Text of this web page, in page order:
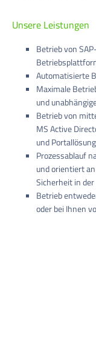
Unsere Leistungen
Betrieb von
Automatisierte
Maximale
und
Betrieb von
MS Active
und
Prozessablauf
und orientiert
Sicherheit in
Betrieb
oder bei Ihnen